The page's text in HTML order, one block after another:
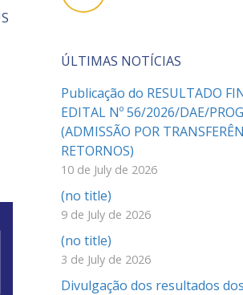
ÚLTIMAS NOTÍCIAS
Publicação do RESULTADO
EDITAL Nº 56/2026/DAE/
(ADMISSÃO POR
RETORNOS)
10 de July de 2026
(no title)
9 de July de 2026
(no title)
3 de July de 2026
Divulgação dos resultados